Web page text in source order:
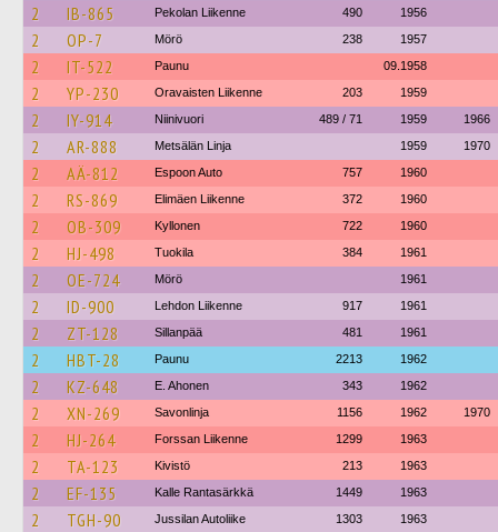
2 IB-865 Pekolan Liikenne 490 1956
2 OP-7 Mörö 238 1957
2 IT-522 Paunu 09.1958
2 YP-230 Oravaisten Liikenne 203 1959
2 IY-914 Niinivuori 489 / 71 1959 1966
2 AR-888 Metsälän Linja 1959 1970
2 AÄ-812 Espoon Auto 757 1960
2 RS-869 Elimäen Liikenne 372 1960
2 OB-309 Kyllonen 722 1960
2 HJ-498 Tuokila 384 1961
2 OE-724 Mörö 1961
2 ID-900 Lehdon Liikenne 917 1961
2 ZT-128 Sillanpää 481 1961
2 HBT-28 Paunu 2213 1962
2 KZ-648 E. Ahonen 343 1962
2 XN-269 Savonlinja 1156 1962 1970
2 HJ-264 Forssan Liikenne 1299 1963
2 TA-123 Kivistö 213 1963
2 EF-135 Kalle Rantasärkkä 1449 1963
2 TGH-90 Jussilan Autoliike 1303 1963